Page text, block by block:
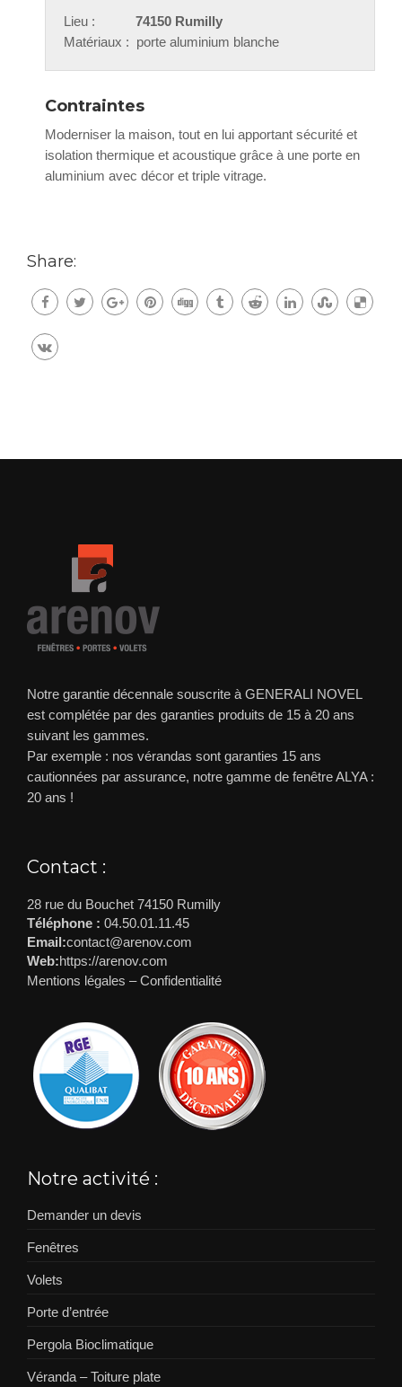
Lieu :
74150 Rumilly
Matériaux : porte aluminium blanche
Contraintes
Moderniser la maison, tout en lui apportant sécurité et
isolation thermique et acoustique grâce à une porte en
aluminium avec décor et triple vitrage.
Share:
Notre garantie décennale souscrite à GENERALI NOVEL
est complétée par des garanties produits de 15 à 20 ans
suivant les gammes.
Par exemple : nos vérandas sont garanties 15 ans
cautionnées par assurance, notre gamme de fenêtre ALYA :
20 ans !
Contact :
28 rue du Bouchet 74150 Rumilly
Téléphone : 04.50.01.11.45
Email:contact@arenov.com
Web:https://arenov.com
Mentions légales –Confidentialité
Notre activité :
Demander un devis
Fenêtres
Volets
Porte d’entrée
Pergola Bioclimatique
Véranda – Toiture plate